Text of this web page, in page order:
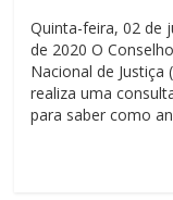
Servidores da
Contexto…
Quinta-feira, 02 de
de 2020 O Conselho
Nacional de Justiça
realiza uma
para saber como